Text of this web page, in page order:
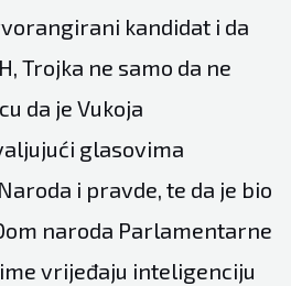
kandidat i da
Trojka ne samo da ne
da je Vukoja
glasovima
i pravde, te da je bio
naroda Parlamentarne
vrijeđaju inteligenciju